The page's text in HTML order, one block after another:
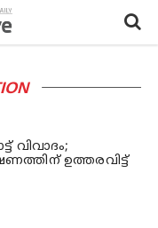
വിവാദം;
ഉത്തരവിട്ട്